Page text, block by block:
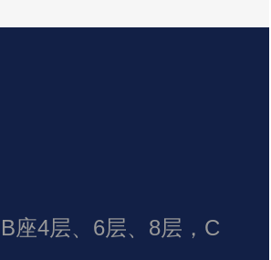
座4层、6层、8层，C